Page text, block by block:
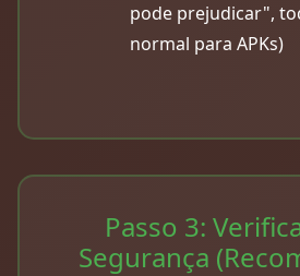
pode prejudicar",
normal para APKs)
Passo 3:
Segurança